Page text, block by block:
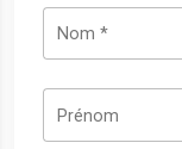
Nom *
Prénom